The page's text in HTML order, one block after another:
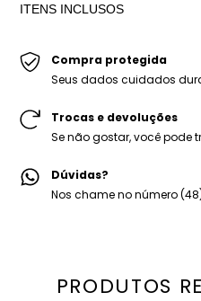
18,5cm.
ITENS INCLUSOS
-Embalagem personalizada
Compra protegida
Seus dados cuidados
Trocas e devoluções
Se não gostar, você pode
Dúvidas?
Nos chame no número
PRODUTOS